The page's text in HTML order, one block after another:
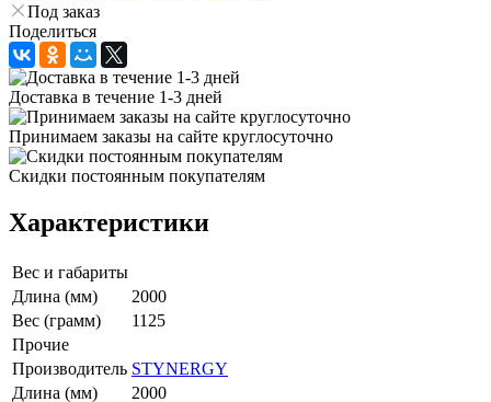
Под заказ
Поделиться
Доставка в течение 1-3 дней
Принимаем заказы на сайте круглосуточно
Скидки постоянным покупателям
Характеристики
Вес и габариты
Длина (мм)
2000
Вес (грамм)
1125
Прочие
Производитель STYNERGY
Длина (мм)
2000